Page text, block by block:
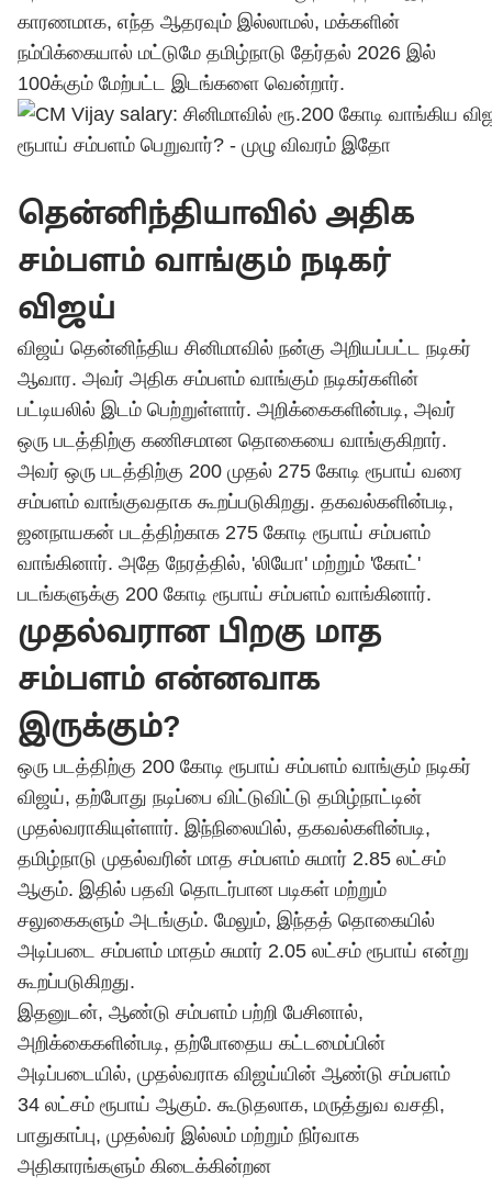
காரணமாக, எந்த ஆதரவும் இல்லாமல், மக்களின்
நம்பிக்கையால் மட்டுமே தமிழ்நாடு தேர்தல் 2026 இல்
100க்கும் மேற்பட்ட இடங்களை வென்றார்.
தென்னிந்தியாவில் அதிக
சம்பளம் வாங்கும் நடிகர்
விஜய்
விஜய் தென்னிந்திய சினிமாவில் நன்கு அறியப்பட்ட நடிகர்
ஆவார. அவர் அதிக சம்பளம் வாங்கும் நடிகர்களின்
பட்டியலில் இடம் பெற்றுள்ளார். அறிக்கைகளின்படி, அவர்
ஒரு படத்திற்கு கணிசமான தொகையை வாங்குகிறார்.
அவர் ஒரு படத்திற்கு 200 முதல் 275 கோடி ரூபாய் வரை
சம்பளம் வாங்குவதாக கூறப்படுகிறது. தகவல்களின்படி,
ஜனநாயகன் படத்திற்காக 275 கோடி ரூபாய் சம்பளம்
வாங்கினார். அதே நேரத்தில், 'லியோ' மற்றும் 'கோட்'
படங்களுக்கு 200 கோடி ரூபாய் சம்பளம் வாங்கினார்.
முதல்வரான பிறகு மாத
சம்பளம் என்னவாக
இருக்கும்?
ஒரு படத்திற்கு 200 கோடி ரூபாய் சம்பளம் வாங்கும் நடிகர்
விஜய், தற்போது நடிப்பை விட்டுவிட்டு தமிழ்நாட்டின்
முதல்வராகியுள்ளார். இந்நிலையில், தகவல்களின்படி,
தமிழ்நாடு முதல்வரின் மாத சம்பளம் சுமார் 2.85 லட்சம்
ஆகும். இதில் பதவி தொடர்பான படிகள் மற்றும்
சலுகைகளும் அடங்கும். மேலும், இந்தத் தொகையில்
அடிப்படை சம்பளம் மாதம் சுமார் 2.05 லட்சம் ரூபாய் என்று
கூறப்படுகிறது.
இதனுடன், ஆண்டு சம்பளம் பற்றி பேசினால்,
அறிக்கைகளின்படி, தற்போதைய கட்டமைப்பின்
அடிப்படையில், முதல்வராக விஜய்யின் ஆண்டு சம்பளம்
34 லட்சம் ரூபாய் ஆகும். கூடுதலாக, மருத்துவ வசதி,
பாதுகாப்பு, முதல்வர் இல்லம் மற்றும் நிர்வாக
அதிகாரங்களும் கிடைக்கின்றன